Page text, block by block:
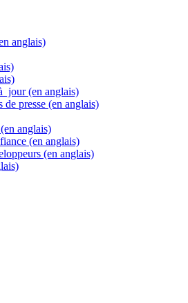
anglais)
jour (en anglais)
de presse (en anglais)
anglais)
(en anglais)
(en anglais)